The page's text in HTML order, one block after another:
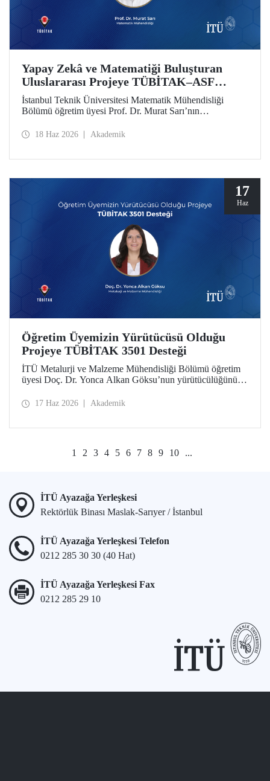
Yapay Zekâ ve Matematiği Buluşturan
Uluslararası Projeye TÜBİTAK–ASF
Desteği
İstanbul Teknik Üniversitesi Matematik Mühendisliği
Bölümü öğretim üyesi Prof. Dr. Murat Sarı’nın
matematiksel yöntemleri birleştiren uluslararası araştırma
18 Haz 2026 Akademik
17
Haz
Öğretim Üyemizin Yürütücüsü Olduğu
Projeye TÜBİTAK 3501 Desteği
İTÜ Metalurji ve Malzeme Mühendisliği Bölümü öğretim
üyesi Doç. Dr. Yonca Alkan Göksu’nun yürütücülüğünü
Geri Dönüşümü ve Geri Dönüştürülmüş PET İçeriğinin
17 Haz 2026 Akademik
1 2 3 4 5 6 7 8 9 10 ...
İTÜ Ayazağa Yerleşkesi
Rektörlük Binası Maslak-Sarıyer / İstanbul
İTÜ Ayazağa Yerleşkesi Telefon
0212 285 30 30 (40 Hat)
İTÜ Ayazağa Yerleşkesi Fax
0212 285 29 10